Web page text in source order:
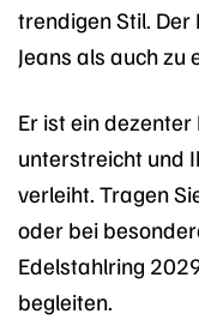
trendigen Stil. Der
Jeans als auch
Er ist ein
unterstreicht und
verleiht. Tragen
oder bei
Edelstahlring
begleiten.